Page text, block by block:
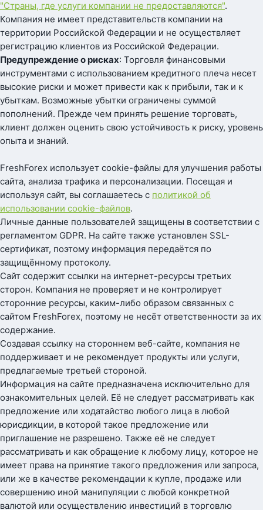
"Страны, где услуги компании не предоставляются".
Компания не имеет представительств компании на
территории Российской Федерации и не осуществляет
регистрацию клиентов из Российской Федерации.
Предупреждение о рисках: Торговля финансовыми
инструментами с использованием кредитного плеча несет
высокие риски и может привести как к прибыли, так и к
убыткам. Возможные убытки ограничены суммой
пополнений. Прежде чем принять решение торговать,
клиент должен оценить свою устойчивость к риску, уровень
опыта и знаний.
FreshForex использует cookie-файлы для улучшения работы
сайта, анализа трафика и персонализации. Посещая и
используя сайт, вы соглашаетесь с политикой об
использовании cookie-файлов.
Личные данные пользователей защищены в соответствии с
регламентом GDPR. На сайте также установлен SSL-
сертификат, поэтому информация передаётся по
защищённому протоколу.
Сайт содержит ссылки на интернет-ресурсы третьих
сторон. Компания не проверяет и не контролирует
сторонние ресурсы, каким-либо образом связанных с
сайтом FreshForex, поэтому не несёт ответственности за их
содержание.
Создавая ссылку на стороннем веб-сайте, компания не
поддерживает и не рекомендует продукты или услуги,
предлагаемые третьей стороной.
Информация на сайте предназначена исключительно для
ознакомительных целей. Её не следует рассматривать как
предложение или ходатайство любого лица в любой
юрисдикции, в которой такое предложение или
приглашение не разрешено. Также её не следует
рассматривать и как обращение к любому лицу, которое не
имеет права на принятие такого предложения или запроса,
или же в качестве рекомендации к купле, продаже или
совершению иной манипуляции с любой конкретной
валютой или осуществлению инвестиций в торговлю